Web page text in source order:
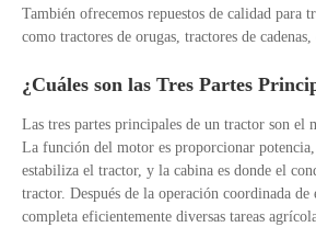
También ofrecemos repuestos de calidad para
como tractores de orugas, tractores de cadenas,
¿Cuáles son las Tres Partes
Las tres partes principales de un tractor son el
La función del motor es proporcionar potencia,
estabiliza el tractor, y la cabina es donde el
tractor. Después de la operación coordinada de
completa eficientemente diversas tareas